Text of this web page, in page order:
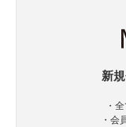
新
・
・会